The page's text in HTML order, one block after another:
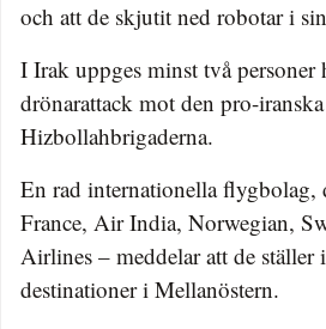
och att de skjutit ned robotar i
I Irak uppges minst två personer
drönarattack mot den pro-
Hizbollahbrigaderna.
En rad internationella
France, Air India, Norwegian,
Airlines – meddelar att de
destinationer i Mellanöstern.